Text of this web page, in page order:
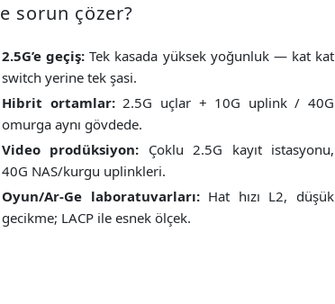
sorun çözer?
2.5G’e geçiş: Tek kasada yüksek yoğunluk — kat kat
switch yerine tek şasi.
Hibrit ortamlar:2.5G uçlar + 10G uplink / 40G
omurga aynı gövdede.
Video prodüksiyon: Çoklu 2.5G kayıt istasyonu,
40G NAS/kurgu uplinkleri.
Oyun/Ar-Ge laboratuvarları:Hat hızı L2, düşük
gecikme; LACP ile esnek ölçek.